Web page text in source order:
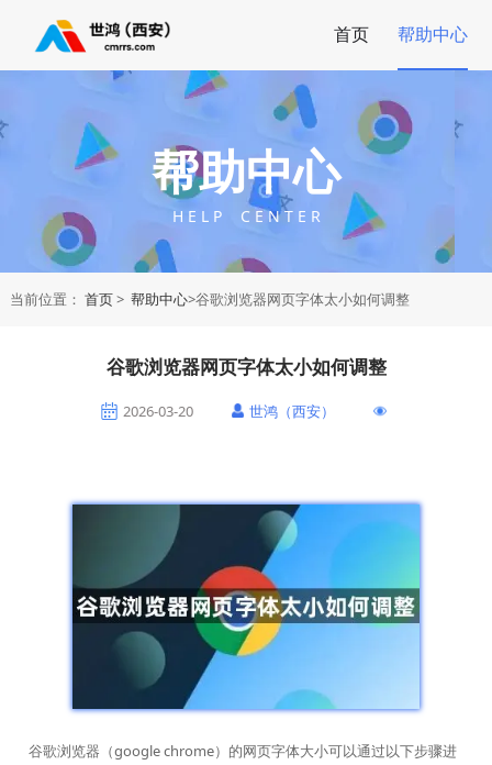
首页 帮助中心
帮助中心
H E L P C E N T E R
当前位置： 首页> 帮助中心>谷歌浏览器网页字体太小如何调整
谷歌浏览器网页字体太小如何调整
2026-03-20 世鸿（西安）
谷歌浏览器（google chrome）的网页字体大小可以通过以下步骤进